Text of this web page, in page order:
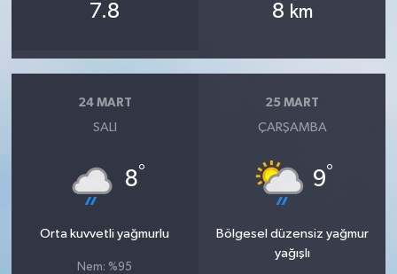
7.8 8 km
24 MART
SALI
8°
Orta kuvvetli yağmurlu
Nem: %95
25 MART
ÇARŞAMBA
9°
Bölgesel düzensiz yağmur
yağışlı